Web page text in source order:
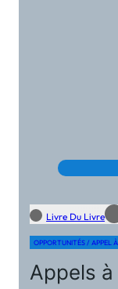
Livre Du Livre
OPPORTUNITÉS / APPEL
Appels